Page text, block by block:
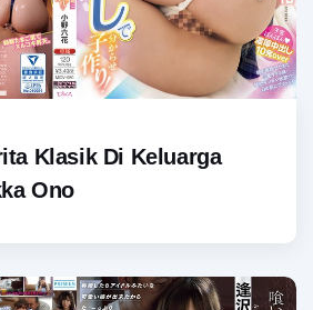
Klasik Di Keluarga
Ono